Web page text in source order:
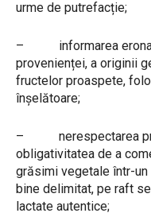
urme de putrefacție;
– informarea
provenienței, a originii
fructelor proaspete,
înșelătoare;
– nerespectarea
obligativitatea de a
grăsimi vegetale într-
bine delimitat, pe raft
lactate autentice;